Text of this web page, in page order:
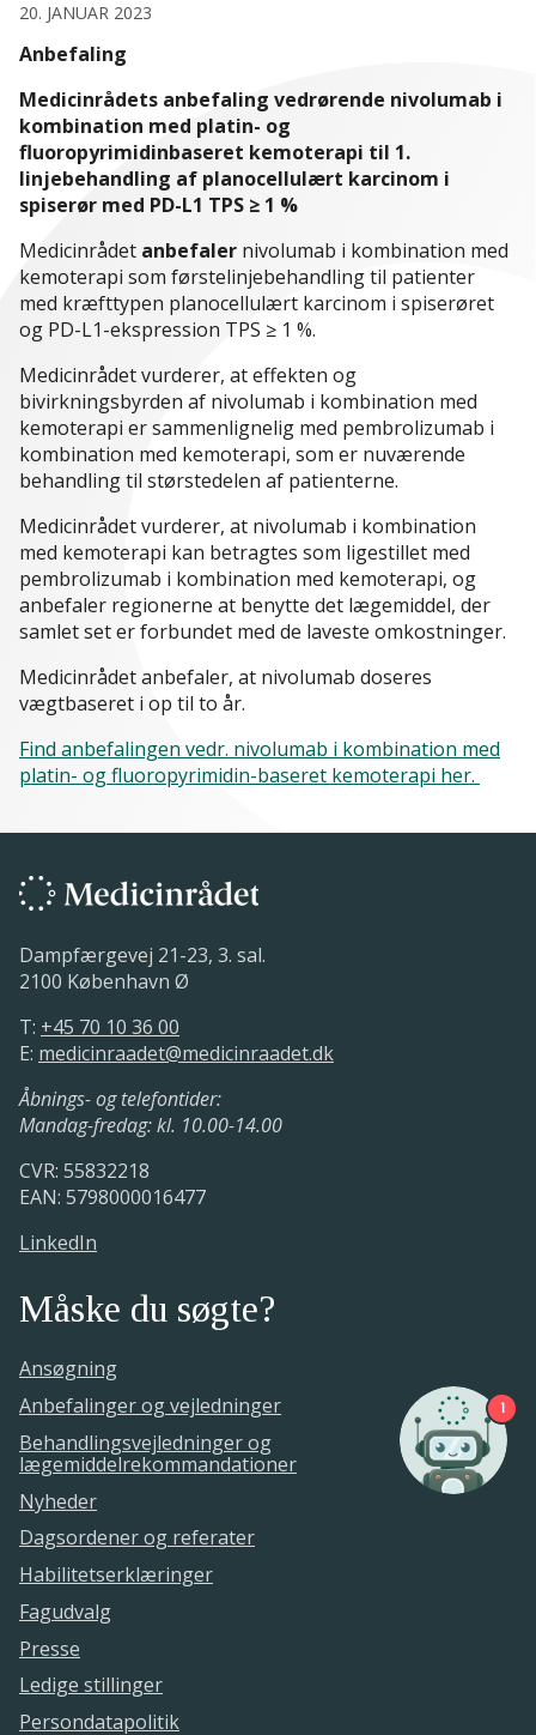
20. JANUAR 2023
Anbefaling
Medicinrådets anbefaling vedrørende nivolumab i
kombination med platin- og
fluoropyrimidinbaseret kemoterapi til 1.
linjebehandling af planocellulært karcinom i
spiserør med PD-L1 TPS ≥ 1 %
Medicinrådet anbefaler nivolumab i kombination med
kemoterapi som førstelinjebehandling til patienter
med kræfttypen planocellulært karcinom i spiserøret
og PD-L1-ekspression TPS ≥ 1 %.
Medicinrådet vurderer, at effekten og
bivirkningsbyrden af nivolumab i kombination med
kemoterapi er sammenlignelig med pembrolizumab i
kombination med kemoterapi, som er nuværende
behandling til størstedelen af patienterne.
Medicinrådet vurderer, at nivolumab i kombination
med kemoterapi kan betragtes som ligestillet med
pembrolizumab i kombination med kemoterapi, og
anbefaler regionerne at benytte det lægemiddel, der
samlet set er forbundet med de laveste omkostninger.
Medicinrådet anbefaler, at nivolumab doseres
vægtbaseret i op til to år.
Find anbefalingen vedr. nivolumab i kombination med
platin- og fluoropyrimidin-baseret kemoterapi her.
Dampfærgevej 21-23, 3. sal.
2100 København Ø
T: +45 70 10 36 00
E: medicinraadet@medicinraadet.dk
Åbnings- og telefontider:
Mandag-fredag: kl. 10.00-14.00
CVR: 55832218
EAN: 5798000016477
LinkedIn
Måske du søgte?
Ansøgning
Anbefalinger og vejledninger
Behandlingsvejledninger og
lægemiddelrekommandationer
Nyheder
Dagsordener og referater
Habilitetserklæringer
Fagudvalg
Presse
Ledige stillinger
Persondatapolitik
1